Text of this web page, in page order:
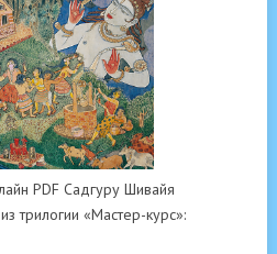
PDF Садгуру Шивайя
трилогии «Мастер-курс»: